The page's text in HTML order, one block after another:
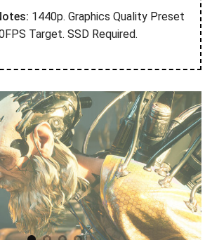
1440p. Graphics Quality Preset
Target. SSD Required.